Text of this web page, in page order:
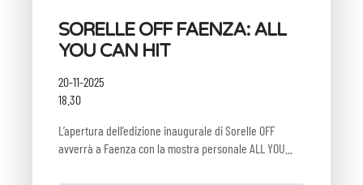
SORELLE OFF FAENZA: ALL
YOU CAN HIT
20-11-2025
18.30
L’apertura dell’edizione inaugurale di Sorelle OFF
avverrà a Faenza con la mostra personale ALL YOU...